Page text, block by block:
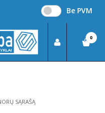
Be PVM
0
MARŠKINĖLIAI
ILGOMIS RANKOVĖMIS
ILGOMIS
SĄRAŠĄ